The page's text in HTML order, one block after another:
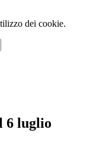
dei cookie.
6 luglio